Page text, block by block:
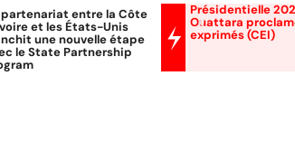
partenariat entre la Côte
et les États-Unis
une nouvelle étape
le State Partnership
Présidentielle
Ouattara
exprimés (CEI)